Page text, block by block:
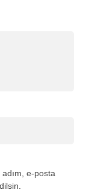
e-posta